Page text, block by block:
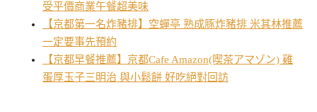
受平價商業午餐超美味
【京都第一名炸豬排】空蟬亭 熟成豚炸豬排 米其林推薦
一定要事先預約
【京都早餐推薦】京都Cafe Amazon(喫茶アマゾン) 雞
蛋厚玉子三明治 與小鬆餅 好吃絕對回訪